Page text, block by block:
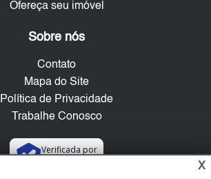
Ofereça seu imóvel
Sobre nós
Contato
Mapa do Site
Política de Privacidade
Trabalhe Conosco
Verificada por
X